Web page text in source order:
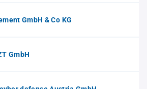
GmbH & Co KG
GmbH